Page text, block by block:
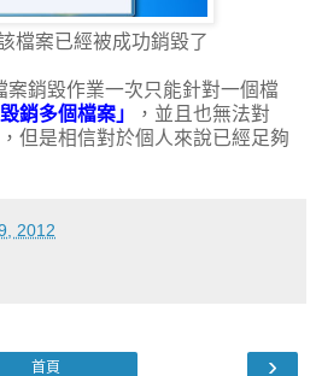
檔案已經被成功銷毀了
案銷毀作業一次只能針對一個檔
銷多個檔案」
，並且也無法對
，但是相信對於個人來說已經足夠
2012
›
首頁